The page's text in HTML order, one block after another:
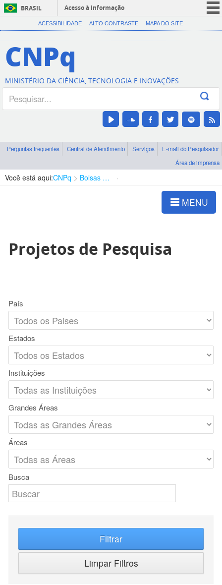
BRASIL
Acesso à informação
CORONAVÍRUS (COVID-19)
Canais
ACESSIBILIDADE ALTO CONTRASTE MAPA DO SITE
CNPq
MINISTÉRIO DA CIÊNCIA, TECNOLOGIA E INOVAÇÕES
Perguntas frequentes Central de Atendimento Serviços
E-mail do Pesquisador
Área de imprensa
Você está aqui:CNPq Bolsas e Auxílios Vigentes
MENU
Projetos de Pesquisa
País
Estados
Instituições
Grandes Áreas
Áreas
Busca
Filtrar
Limpar Filtros